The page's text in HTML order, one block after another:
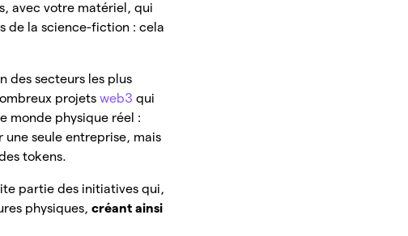
avec votre matériel, qui
de la science-fiction : cela
des secteurs les plus
projetsweb3 qui
monde physique réel :
seule entreprise, mais
tokens.
partie des initiatives qui,
physiques,créant ainsi